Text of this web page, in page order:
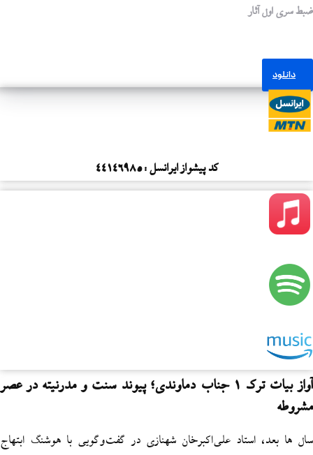
کد پیشواز ایرانسل : 44146985
آواز بیات ترک 1 جناب دماوندی؛ پیوند سنت و مدرنیته در عصر
استاد علی‌اکبرخان شهنازی در گفت‌وگویی با هوشنگ ابتهاج